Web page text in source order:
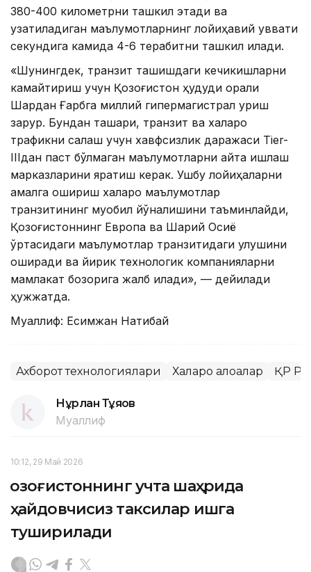
380-400 километрни ташкил этади ва
узатиладиган маълумотларнинг лойиҳавий қуввати
секундига камида 4-6 терабитни ташкил қилади.
«Шунингдек, транзит ташишдаги кечикишларни
камайтириш учун Қозоғистон ҳудуди орқали
Шарқдан Ғарбга миллий гипермагистрал қуриш
зарур. Бундан ташқари, транзит ва халқаро
трафикни сақлаш учун хавфсизлик даражаси Tier-
IIIдан паст бўлмаган маълумотларни қайта ишлаш
марказларини яратиш керак. Ушбу лойиҳаларни
амалга ошириш халқаро маълумотлар
транзитининг муқобил йўналишини таъминлайди,
Қозоғистоннинг Европа ва Шарқий Осиё
ўртасидаги маълумотлар транзитидаги улушини
оширади ва йирик технологик компанияларни
мамлакат бозорига жалб қилади», — дейилади
ҳужжатда.
Муаллиф: Есимжан Нақтибай
Ахборот технологиялари Халқаро алоқалар ҚР
Нұрлан Тұяқов
Муаллиф
10:12, 29 Май 2026
Қозоғистоннинг учта шаҳрида
ҳайдовчисиз таксилар ишга
туширилади